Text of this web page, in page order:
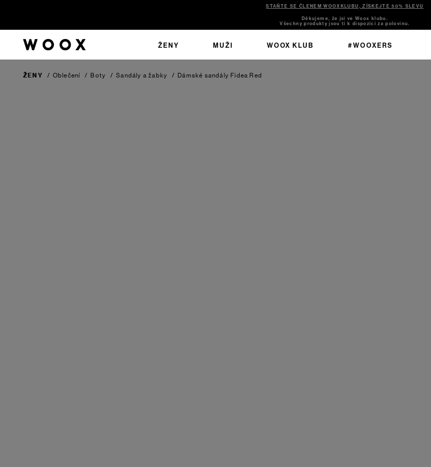
STAŇTE SE ČLENEM WOOXKLUBU, ZÍSKEJTE 50% SLEVU
Děkujeme, že jsi ve Woox klubu.
Všechny produkty jsou ti k dispozici za polovinu.
ŽENY MUŽI WOOX KLUB #WOOXERS
ŽENY / Oblečení / Boty / Sandály a žabky / Dámské sandály Fidea Red